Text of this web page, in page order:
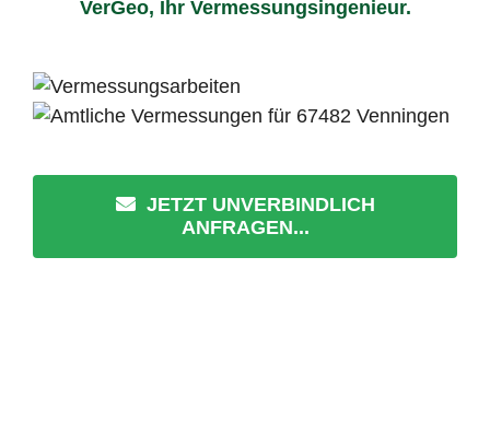
VerGeo, Ihr Vermessungsingenieur.
JETZT UNVERBINDLICH
ANFRAGEN...